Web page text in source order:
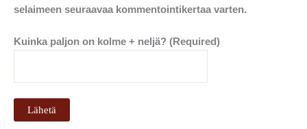
selaimeen seuraavaa kommentointikertaa varten.
Kuinka paljon on kolme + neljä? (Required)